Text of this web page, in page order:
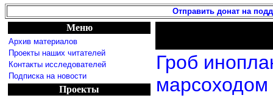
Отправить донат на
Меню
Архив материалов
Проекты наших читателей
Контакты исследователей
Подписка на новости
Проекты
Гроб
марсоходом